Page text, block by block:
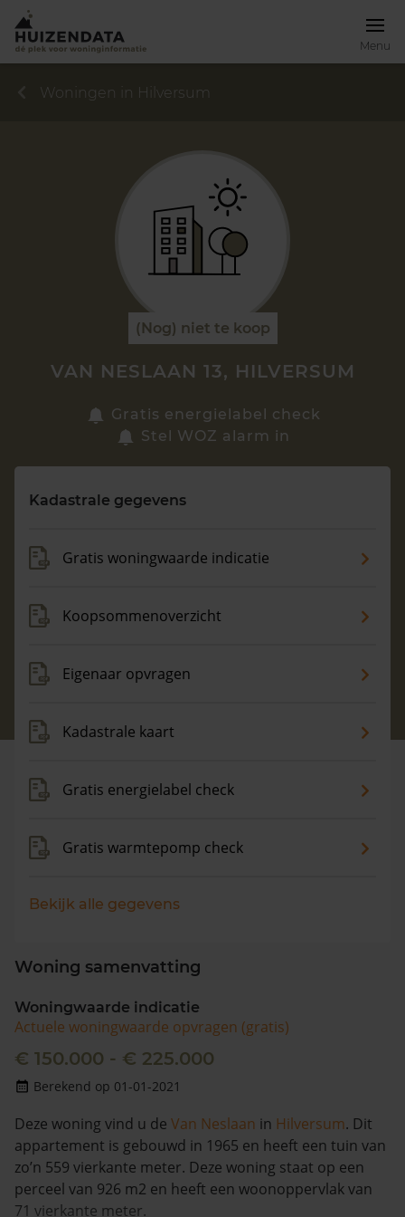
Menu
Zoek een woning
Maandag t/m vrijdag - 08:00 -18:00
Woningen in Hilversum
(Nog) niet te koop
VAN NESLAAN 13, HILVERSUM
Gratis energielabel check
Stel WOZ alarm in
Kadastrale gegevens
Gratis woningwaarde indicatie
Koopsommenoverzicht
Eigenaar opvragen
Kadastrale kaart
Gratis energielabel check
Gratis warmtepomp check
Bekijk alle gegevens
Woning samenvatting
Woningwaarde indicatie
Actuele woningwaarde opvragen (gratis)
€ 150.000 - € 225.000
Berekend op 01-01-2021
Deze woning vind u de Van Neslaan in Hilversum. Dit
appartement is gebouwd in 1965 en heeft een tuin van
zo’n 559 vierkante meter. Deze woning staat op een
perceel van 926 m2 en heeft een woonoppervlak van
71 vierkante meter.